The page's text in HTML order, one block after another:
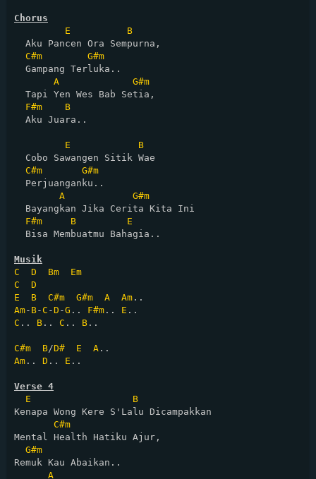
Chorus
E
B
  Aku Pancen Ora Sempurna,
C#m
G#m
  Gampang Terluka..
A
G#m
  Tapi Yen Wes Bab Setia,
F#m
B
  Aku Juara..
E
B
  Cobo Sawangen Sitik Wae
C#m
G#m
  Perjuanganku..
A
G#m
  Bayangkan Jika Cerita Kita Ini
F#m
B
E
  Bisa Membuatmu Bahagia..
Musik
C
D Bm
Em
C
D
E
B C#m G#m A Am
Am- B-C -D -G .. F#m .. E
C .. B .. C .. B ..
C#m B/D# E A
Am .. D .. E ..
Verse 4
E
B
Kenapa Wong Kere S'Lalu Dicampakkan
C#m
Mental Health Hatiku Ajur,
G#m
Remuk Kau Abaikan..
A